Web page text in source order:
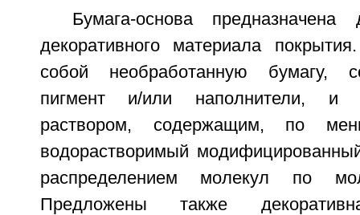
Бумага-основа
декоративного материала
собой необработанную бумагу,
пигмент и/или наполнители, и
раствором, содержащим, по
водорастворимый
распределением молекул по
Предложены также